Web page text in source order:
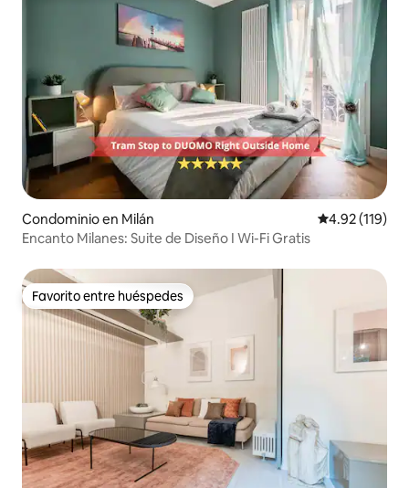
Condominio en Milán Calificación
4.92 (119)
Encanto Milanes: Suite de Diseño I Wi-Fi Gratis
Favorito entre huéspedes
Favorito entre huéspedes